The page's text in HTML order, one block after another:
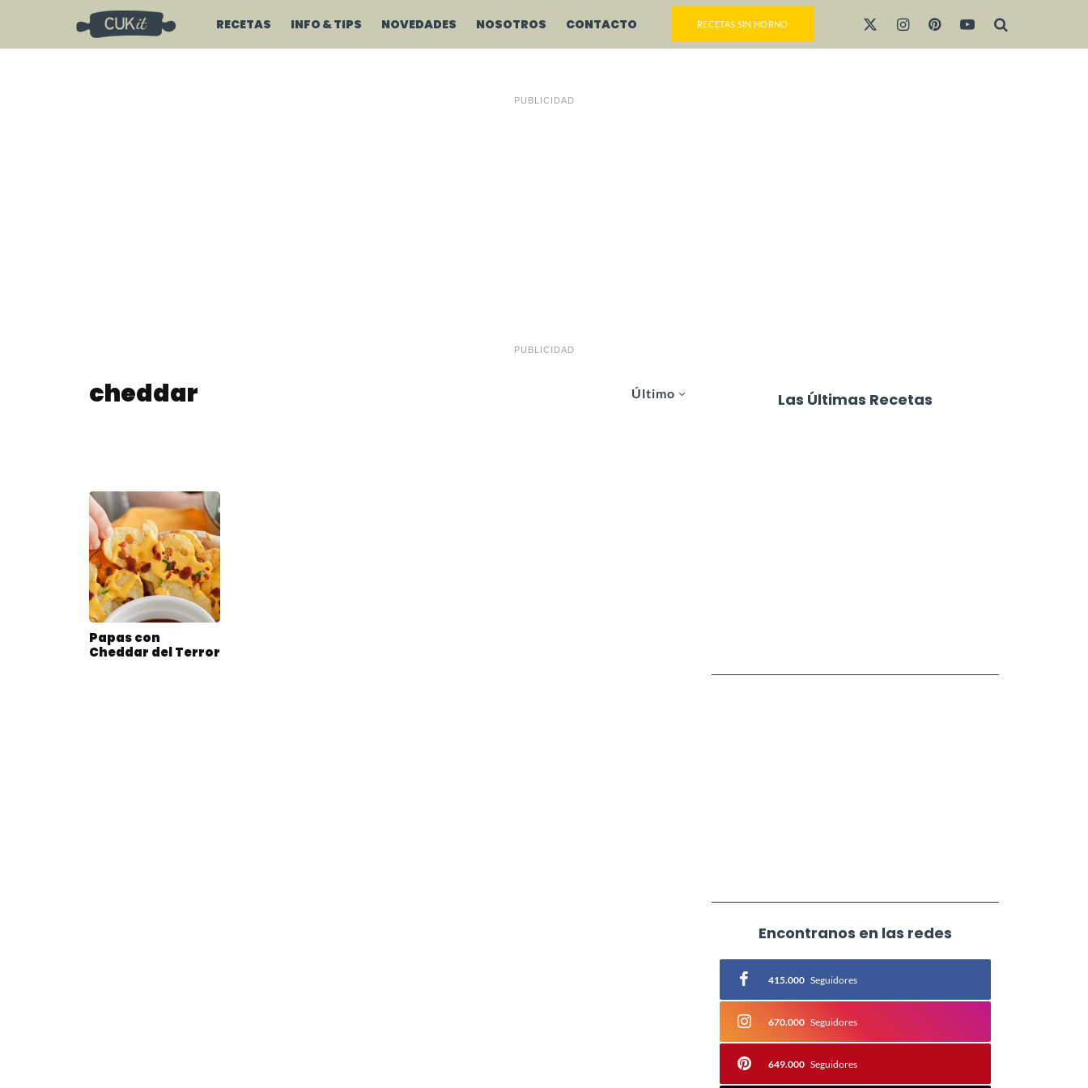
RECETAS INFO & TIPS NOVEDADES NOSOTROS CONTACTO RECETAS SIN HORNO
PUBLICIDAD
PUBLICIDAD
Último
cheddar
Papas con
Cheddar del Terror
Las Últimas Recetas
Encontranos en las redes
415.000 Seguidores
670.000 Seguidores
649.000 Seguidores